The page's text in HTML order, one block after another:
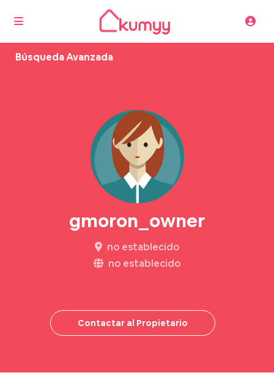
Búsqueda Avanzada
gmoron_owner
no establecido
no establecido
Contactar al Propietario